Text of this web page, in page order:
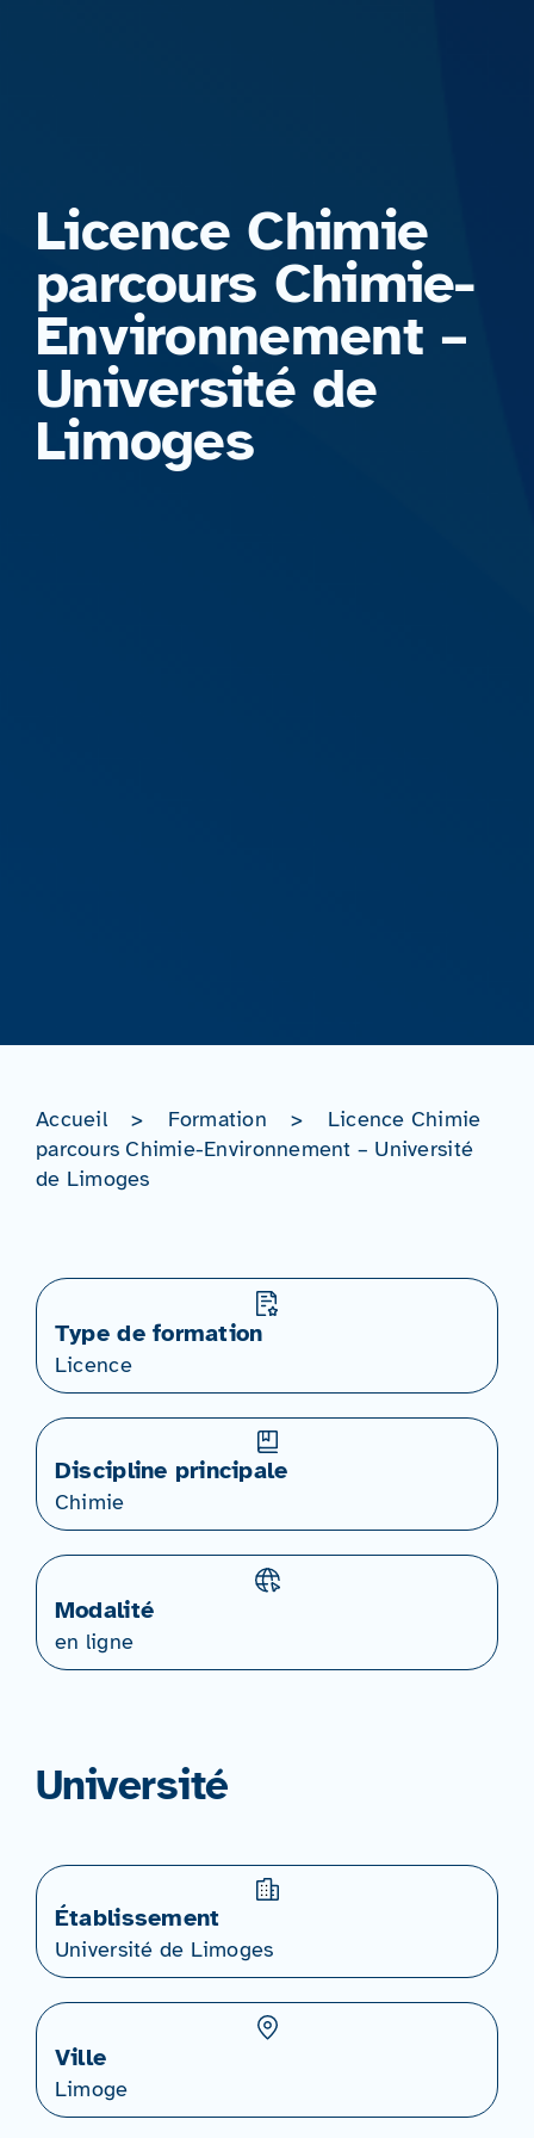
Licence Chimie
parcours Chimie-
Environnement –
Université de
Limoges
Accueil > Formation >
Licence Chimie
parcours Chimie-Environnement – Université
de Limoges
Type de formation
Licence
Discipline principale
Chimie
Modalité
en ligne
Université
Établissement
Université de Limoges
Ville
Limoge